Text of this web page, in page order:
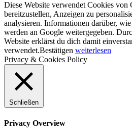
Diese Website verwendet Cookies von
bereitzustellen, Anzeigen zu
analysieren. Informationen darüber,
werden an Google weitergegeben.
Website erklärst du dich damit
verwendet.Bestätigen weiterlesen
Privacy & Cookies Policy
Schließen
Privacy Overview